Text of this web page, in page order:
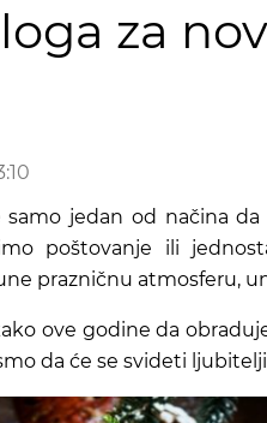
za
samo jedan od načina
poštovanje ili
prazničnu atmosferu,
ove godine da
da će se svideti